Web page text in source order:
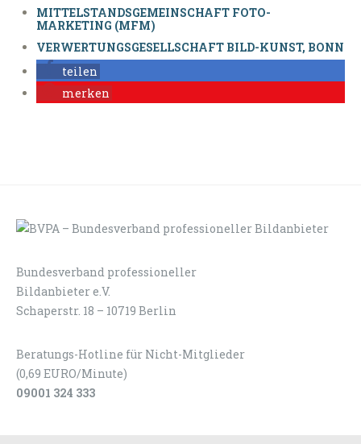
MITTELSTANDSGEMEINSCHAFT FOTO-
MARKETING (MFM)
VERWERTUNGSGESELLSCHAFT BILD-KUNST, BONN
teilen
merken
Bundesverband professioneller
Bildanbieter e.V.
Schaperstr. 18 – 10719 Berlin
Beratungs-Hotline für Nicht-Mitglieder
(0,69 EURO/Minute)
09001 324 333